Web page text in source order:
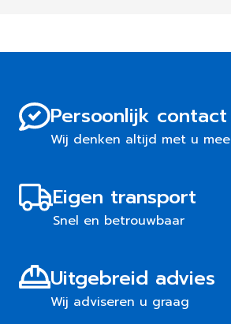
Persoonlijk contact
Wij denken altijd met u mee
Eigen transport
Snel en betrouwbaar
Uitgebreid advies
Wij adviseren u graag